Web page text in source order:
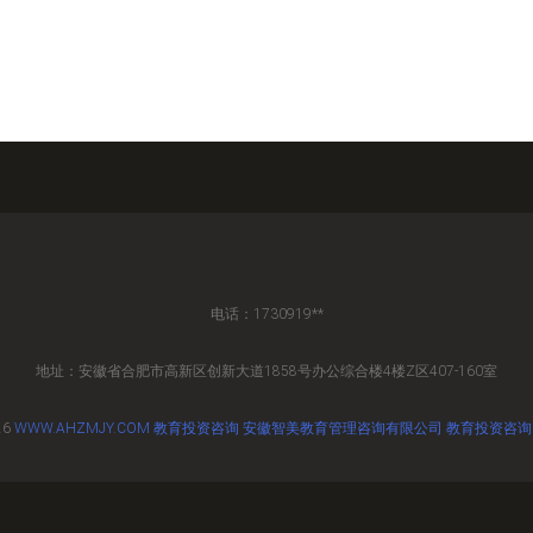
电话：1730919**
地址：安徽省合肥市高新区创新大道1858号办公综合楼4楼Z区407-160室
WWW.AHZMJY.COM 教育投资咨询 安徽智美教育管理咨询有限公司 教育投资咨询